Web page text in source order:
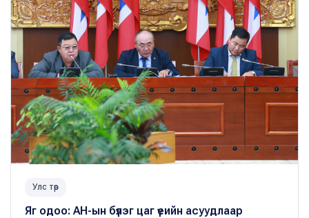
Улс төр
Яг одоо: АН-ын бүлэг цаг үеийн асуудлаар